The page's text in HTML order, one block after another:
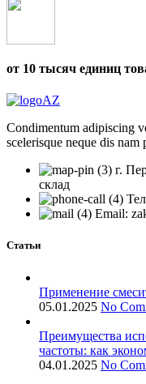
от 10 тысяч единиц
Condimentum adipiscing
scelerisque neque dis nam
г.
склад
Email:
Статьи
Применение
05.01.2025 No
Преимущества
частоты: как
04.01.2025 No